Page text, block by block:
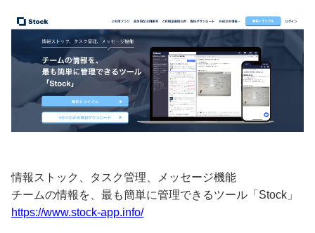
情報ストック、タスク管理、メッセージ機能
チームの情報を、最も簡単に管理できるツール「Stock」
https://www.stock-app.info/